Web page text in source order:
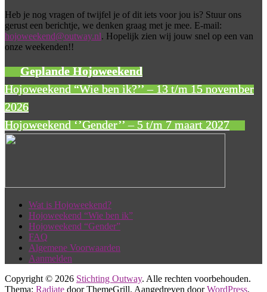
Heb je nog vragen of twijfel je of dit iets voor jou is? Stuur ons
gerust een berichtje, we denken graag met je mee. E-mail:
hojoweekend@outway.nl. Hopelijk zien wij jouw snel op een van
onze weekenden!!
Geplande Hojoweekend
Hojoweekend “Wie ben ik?’’ – 13 t/m 15 november
2026
Hojoweekend ‘’Gender’’ – 5 t/m 7 maart 2027
Wat is Hojoweekend?
Hojoweekend “Wie ben ik”
Hojoweekend “Gender”
FAQ
Algemene Voorwaarden
Aanmelden
Copyright © 2026 Stichting Outway. Alle rechten voorbehouden.
Thema: Radiate door ThemeGrill. Aangedreven doorWordPress.